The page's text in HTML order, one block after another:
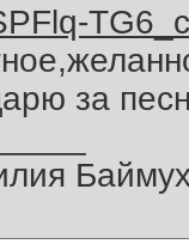
TG6_c
за